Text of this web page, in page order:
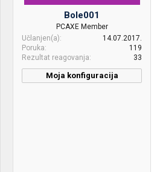
j
a
Bole001
PCAXE Member
Učlanjen(a)
14.07.2017.
Poruka
119
Rezultat reagovanja
33
Moja konfiguracija